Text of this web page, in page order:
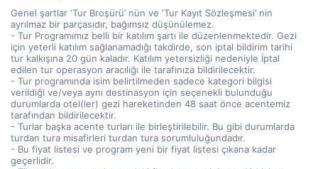
Genel şartlar ‘Tur Broşürü’ nün ve ‘Tur Kayıt Sözleşmesi’ nin
ayrılmaz bir parçasıdır, bağımsız düşünülemez.
- Tur Programımız belli bir katılım şartı ile düzenlenmektedir. Gezi
için yeterli katılım sağlanamadığı takdirde, son iptal bildirim tarihi
tur kalkışına 20 gün kaladır. Katılım yetersizliği nedeniyle İptal
edilen tur operasyon aracılığı ile tarafınıza bildirilecektir.
- Tur programında isim belirtilmeden sadece kategori bilgisi
verildiği ve/veya aynı destinasyon için seçenekli bulunduğu
durumlarda otel(ler) gezi hareketinden 48 saat önce acentemiz
tarafından bildirilecektir.
- Turlar başka acente turları ile birleştirilebilir. Bu gibi durumlarda
turdan tura misafirleri turdan tura sorumluluğundadır.
- Bu fiyat listesi ve program yeni bir fiyat listesi çıkana kadar
geçerlidir.